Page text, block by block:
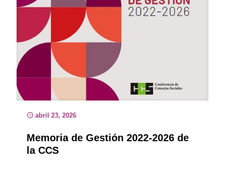
abril 23, 2026
Memoria de Gestión 2022-2026 de
la CCS